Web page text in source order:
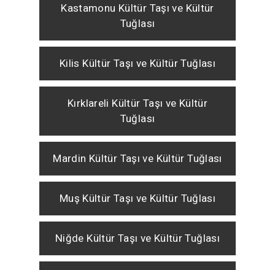
Kastamonu Kültür Taşı ve Kültür
Tuğlası
Kilis Kültür Taşı ve Kültür Tuğlası
Kırklareli Kültür Taşı ve Kültür
Tuğlası
Mardin Kültür Taşı ve Kültür Tuğlası
Muş Kültür Taşı ve Kültür Tuğlası
Niğde Kültür Taşı ve Kültür Tuğlası